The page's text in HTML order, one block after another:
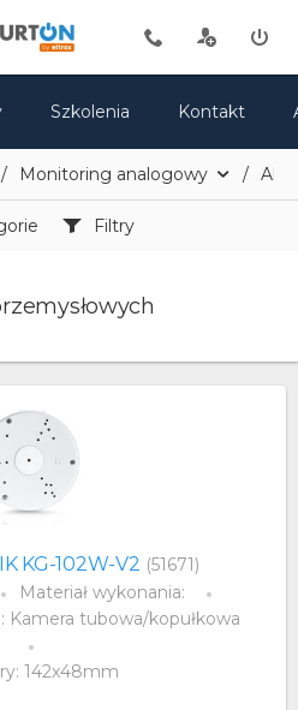
Szkolenia Kontakt
Monitoring analogowy
Filtry
KG-102W-V2 (51671)
Materiał wykonania:
tubowa/kopułkowa
142x48mm